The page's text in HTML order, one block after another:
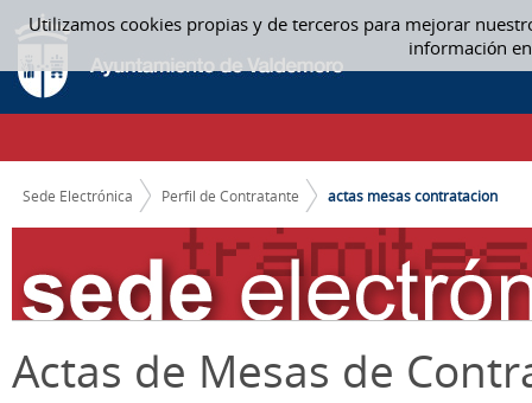
Utilizamos cookies propias y de terceros para mejorar
información
Saltar al contenido
ACTAS MESA CONTRATACIÓN - ACTAS MESAS CONTRATACION
CAMINO DE MIGAS
Sede Electrónica Perfil de Contratante actas mesas contratacion
Actas de Mesas de